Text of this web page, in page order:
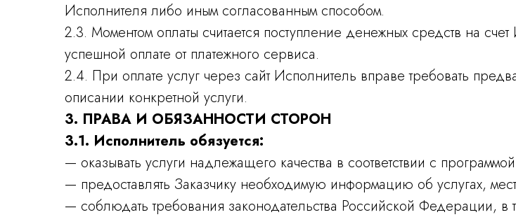
Исполнителя либо иным согласованным способом.
2.3. Моментом оплаты считается поступление денежных средств на
успешной оплате от платежного сервиса.
2.4. При оплате услуг через сайт Исполнитель вправе требовать
описании конкретной услуги.
3. ПРАВА И ОБЯЗАННОСТИ СТОРОН
3.1. Исполнитель обязуется:
— оказывать услуги надлежащего качества в соответствии с
— предоставлять Заказчику необходимую информацию об услугах,
— соблюдать требования законодательства Российской Федерации, в